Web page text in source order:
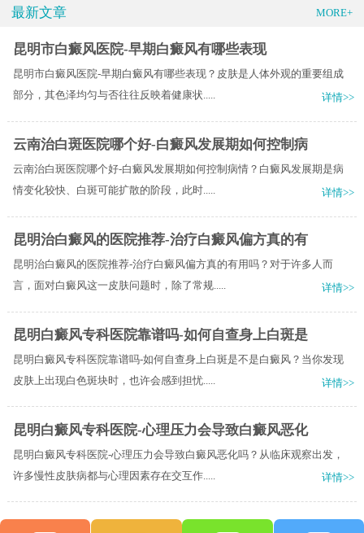
最新文章 MORE+
昆明市白癜风医院-早期白癜风有哪些表现
昆明市白癜风医院-早期白癜风有哪些表现？皮肤是人体外观的重要组成
部分，其色泽均匀与否往往反映着健康状.....
详情>>
云南治白斑医院哪个好-白癜风发展期如何控制病
云南治白斑医院哪个好-白癜风发展期如何控制病情？白癜风发展期是病
情变化较快、白斑可能扩散的阶段，此时.....
详情>>
昆明治白癜风的医院推荐-治疗白癜风偏方真的有
昆明治白癜风的医院推荐-治疗白癜风偏方真的有用吗？对于许多人而
言，面对白癜风这一皮肤问题时，除了常规.....
详情>>
昆明白癜风专科医院靠谱吗-如何自查身上白斑是
昆明白癜风专科医院靠谱吗-如何自查身上白斑是不是白癜风？当你发现
皮肤上出现白色斑块时，也许会感到担忧.....
详情>>
昆明白癜风专科医院-心理压力会导致白癜风恶化
昆明白癜风专科医院-心理压力会导致白癜风恶化吗？从临床观察出发，
许多慢性皮肤病都与心理因素存在交互作.....
详情>>